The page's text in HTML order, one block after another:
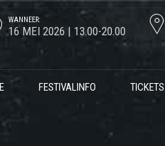
WANNEER:
16 MEI 2026 | 13.00-20.00
FESTIVALINFO TICKETS